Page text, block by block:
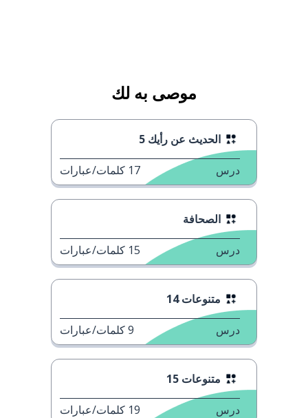
موصى به لك
الحديث عن رأيك 5
درس 17 كلمات/عبارات
الصحافة
درس 15 كلمات/عبارات
متنوعات 14
درس 9كلمات/عبارات
متنوعات 15
درس 19 كلمات/عبارات